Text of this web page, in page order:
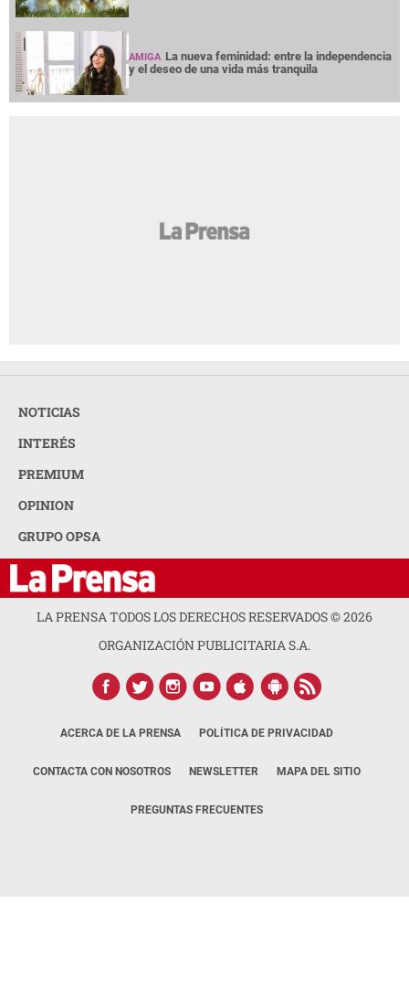
AMIGA La nueva feminidad: entre la independencia
y el deseo de una vida más tranquila
NOTICIAS
INTERÉS
PREMIUM
OPINION
GRUPO OPSA
LA PRENSA TODOS LOS DERECHOS RESERVADOS ©2026
ORGANIZACIÓN PUBLICITARIA S.A.
ACERCA DE LA PRENSA POLÍTICA DE PRIVACIDAD
CONTACTA CON NOSOTROS NEWSLETTER MAPA DEL SITIO
PREGUNTAS FRECUENTES